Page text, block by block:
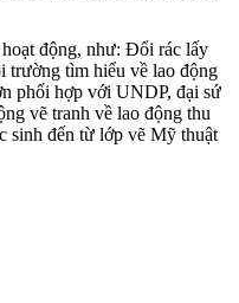
động, như: Đổi rác lấy
trường tìm hiểu về lao động
phối hợp với UNDP, đại sứ
vẽ tranh về lao động thu
sinh đến từ lớp vẽ Mỹ thuật